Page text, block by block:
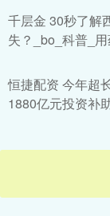
千层金 30秒了解
失？_bo_科普_
恒捷配资 今年超
1880亿元投资补